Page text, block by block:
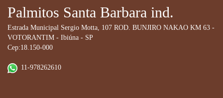
Palmitos Santa Barbara ind.
Estrada Municipal Sergio Motta, 107 ROD. BUNJIRO NAKAO KM 63 -
VOTORANTIM - Ibiúna - SP
Cep:18.150-000
11-978262610